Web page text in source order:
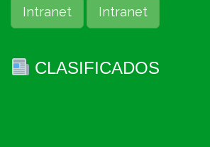
Intranet Intranet
CLASIFICADOS